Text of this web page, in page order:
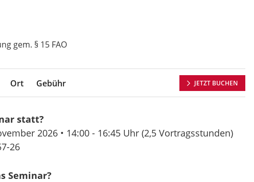
gem. § 15 FAO
Ort Gebühr JETZT BUCHEN
statt?
2026 • 14:00 - 16:45 Uhr(2,5 Vortragsstunden)
26
Seminar?